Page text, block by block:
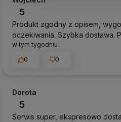
5
Produkt zgodny z opisem,
oczekiwania. Szybka dostawa.
w tym tygodniu
0
0
Dorota
5
Serwis super, ekspresowo